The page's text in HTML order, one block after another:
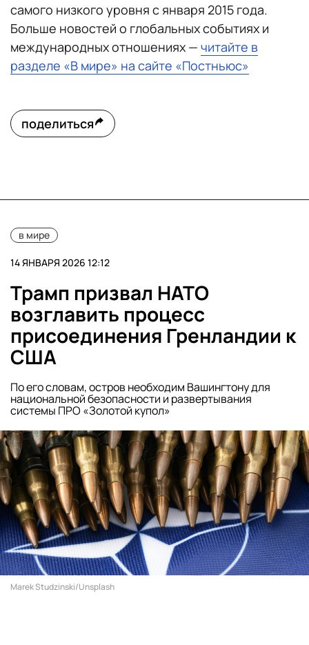
самого низкого уровня с января 2015 года.
Больше новостей о глобальных событиях и
международных отношениях — читайте в
разделе «В мире» на сайте «Постньюс»
поделиться
в мире
14 ЯНВАРЯ 2026 12:12
Трамп призвал НАТО
возглавить процесс
присоединения Гренландии к
США
По его словам, остров необходим Вашингтону для
национальной безопасности и развертывания
системы ПРО «Золотой купол»
Marek Studzinski/Unsplash